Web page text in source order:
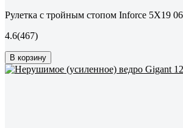
Рулетка с тройным стопом Inforce 5Х19
4.6(467)
В корзину